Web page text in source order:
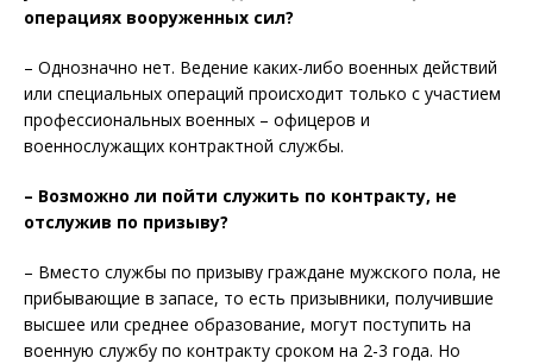
операциях вооруженных сил?
– Однозначно нет. Ведение каких-либо военных действий
или специальных операций происходит только с участием
профессиональных военных – офицеров и
военнослужащих контрактной службы.
– Возможно ли пойти служить по контракту, не
отслужив по призыву?
– Вместо службы по призыву граждане мужского пола, не
прибывающие в запасе, то есть призывники, получившие
высшее или среднее образование, могут поступить на
военную службу по контракту сроком на 2-3 года. Но